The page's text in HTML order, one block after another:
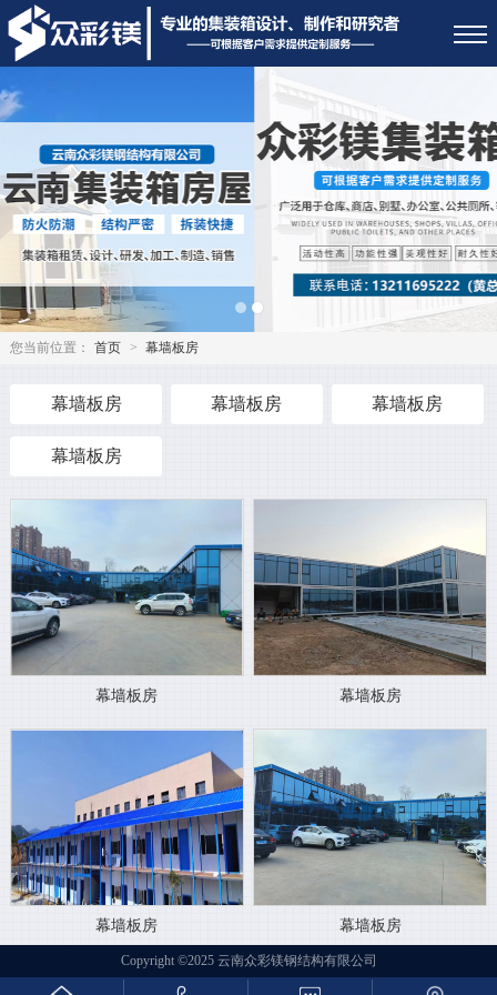
您当前位置： 首页 > 幕墙板房
幕墙板房 幕墙板房 幕墙板房
幕墙板房
幕墙板房 幕墙板房
幕墙板房 幕墙板房
Copyright ©2025 云南众彩镁钢结构有限公司